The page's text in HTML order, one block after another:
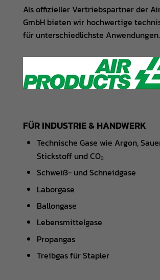
Als offizieller Vertriebspartner der
GmbH bieten wir hochwertige
für unterschiedlichste Anwendungen.
FÜR INDUSTRIE & HANDWERK
Technische Gase wie Argon,
Stickstoff und CO₂
Schweiß- und Schneidgase
Laborgase
Ballongase
Lebensmittelgase
Propangas
Treibgas für Stapler